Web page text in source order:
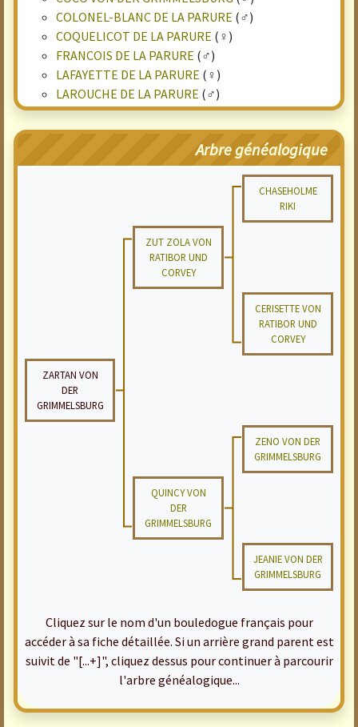
COLONEL-BLANC DE LA PARURE (♂)
COQUELICOT DE LA PARURE (♀)
FRANCOIS DE LA PARURE (♂)
LAFAYETTE DE LA PARURE (♀)
LAROUCHE DE LA PARURE (♂)
Arbre généalogique
CHASEHOLME
RIKI
ZUT ZOLA VON
RATIBOR UND
CORVEY
CERISETTE VON
RATIBOR UND
CORVEY
ZARTAN VON
DER
GRIMMELSBURG
ZENO VON DER
GRIMMELSBURG
QUINCY VON
DER
GRIMMELSBURG
JEANIE VON DER
GRIMMELSBURG
Cliquez sur le nom d'un bouledogue français pour
accéder à sa fiche détaillée. Si un arrière grand parent est
suivit de "[...+]", cliquez dessus pour continuer à parcourir
l'arbre généalogique...